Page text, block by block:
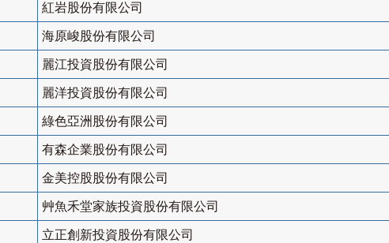
紅岩股份有限公司
海原峻股份有限公司
麗江投資股份有限公司
麗洋投資股份有限公司
綠色亞洲股份有限公司
有森企業股份有限公司
金美控股股份有限公司
艸魚禾堂家族投資股份有限公司
立正創新投資股份有限公司